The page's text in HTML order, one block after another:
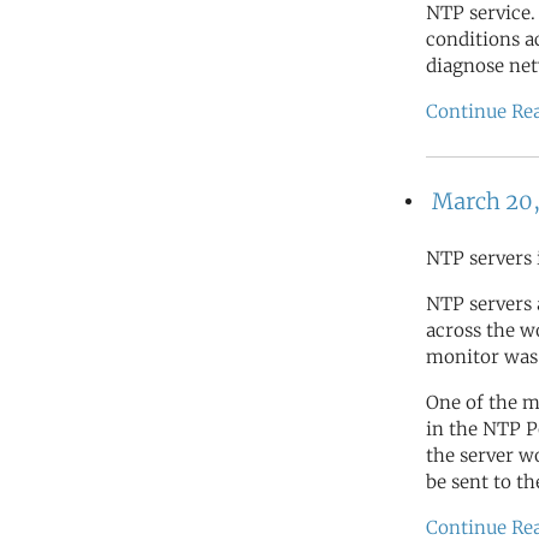
NTP
conditions
diagnose
Continue
March
NTP
NTP
across the
monitor
One of the
in the NTP
the server
be sent to
Continue